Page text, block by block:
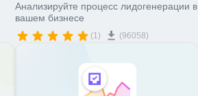
Анализируйте процесс лидогенерации в
вашем бизнесе
(1) (96058)